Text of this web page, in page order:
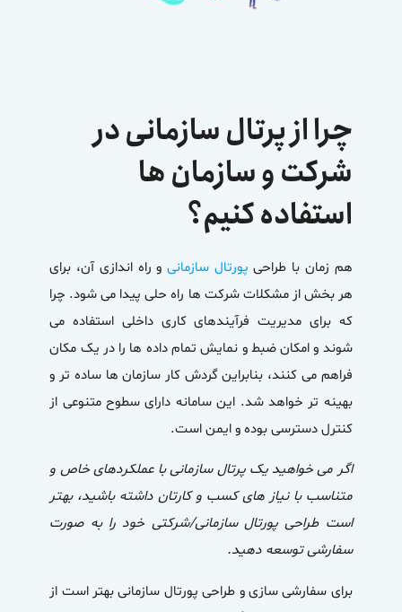
چرا از پرتال سازمانی در
شرکت و سازمان ها
استفاده کنیم؟
هم زمان با طراحی پورتال سازمانی و راه اندازی آن، برای
هر بخش از مشکلات شرکت ها راه حلی پیدا می شود. چرا
که برای مدیریت فرآیندهای کاری داخلی استفاده می
شوند و امکان ضبط و نمایش تمام داده ها را در یک مکان
فراهم می کنند، بنابراین گردش کار سازمان ها ساده تر و
بهینه تر خواهد شد. این سامانه دارای سطوح متنوعی از
کنترل دسترسی بوده و ایمن است.
اگر می خواهید یک پرتال سازمانی با عملکردهای خاص و
متناسب با نیاز های کسب و کارتان داشته باشید، بهتر
است طراحی پورتال سازمانی/شرکتی خود را به صورت
سفارشی توسعه دهید.
برای سفارشی سازی و طراحی پورتال سازمانی بهتر است از